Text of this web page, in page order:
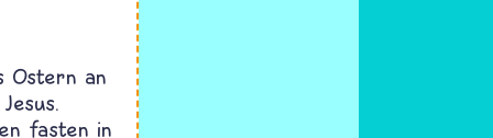
Ostern an
fasten in